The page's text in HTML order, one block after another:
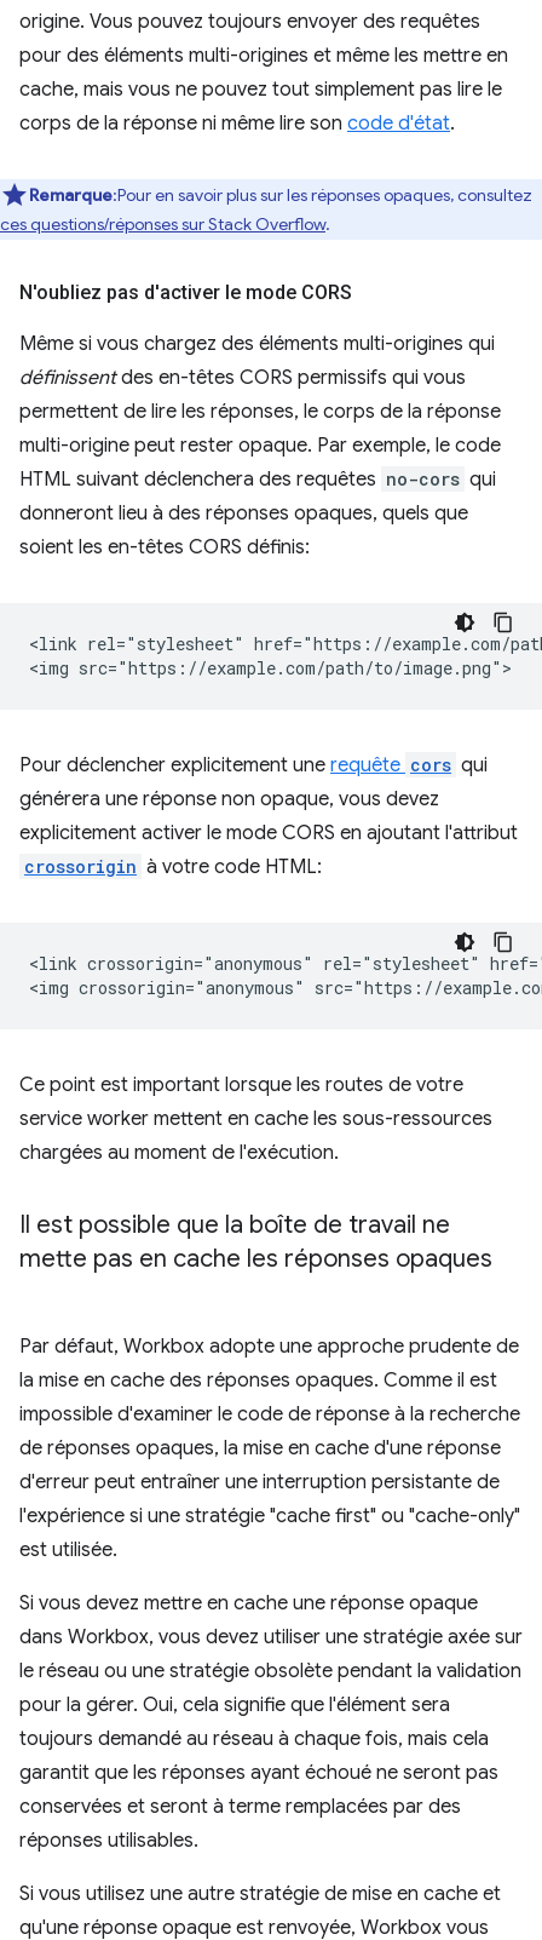
origine. Vous pouvez toujours envoyer des requêtes
pour des éléments multi-origines et même les mettre en
cache, mais vous ne pouvez tout simplement pas lire le
corps de la réponse ni même lire son code d'état.
Remarque:Pour en savoir plus sur les réponses opaques, consultez
ces questions/réponses sur Stack Overflow.
N'oubliez pas d'activer le mode CORS
Même si vous chargez des éléments multi-origines qui
définissentdes en-têtes CORS permissifs qui vous
permettent de lire les réponses, le corps de la réponse
multi-origine peut rester opaque. Par exemple, le code
HTML suivant déclenchera des requêtes no-cors qui
donneront lieu à des réponses opaques, quels que
soient les en-têtes CORS définis:
<link rel="stylesheet" href="https://example.com/
Pour déclencher explicitement une requête cors qui
générera une réponse non opaque, vous devez
explicitement activer le mode CORS en ajoutant l'attribut
crossorigin à votre code HTML:
<link crossorigin="anonymous" rel="stylesheet"
Ce point est important lorsque les routes de votre
service worker mettent en cache les sous-ressources
chargées au moment de l'exécution.
Il est possible que la boîte de travail ne
mette pas en cache les réponses opaques
Par défaut, Workbox adopte une approche prudente de
la mise en cache des réponses opaques. Comme il est
impossible d'examiner le code de réponse à la recherche
de réponses opaques, la mise en cache d'une réponse
d'erreur peut entraîner une interruption persistante de
l'expérience si une stratégie "cache first" ou "cache-only"
est utilisée.
Si vous devez mettre en cache une réponse opaque
dans Workbox, vous devez utiliser une stratégie axée sur
le réseau ou une stratégie obsolète pendant la validation
pour la gérer. Oui, cela signifie que l'élément sera
toujours demandé au réseau à chaque fois, mais cela
garantit que les réponses ayant échoué ne seront pas
conservées et seront à terme remplacées par des
réponses utilisables.
Si vous utilisez une autre stratégie de mise en cache et
qu'une réponse opaque est renvoyée, Workbox vous